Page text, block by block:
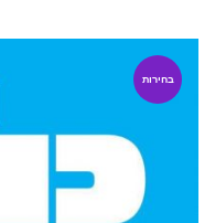
בחירות